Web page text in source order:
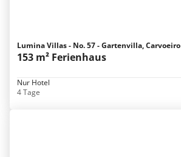
Lumina Villas - No. 57 - Gartenvilla, Carvoeiro
153 m² Ferienhaus
Nur Hotel
4 Tage